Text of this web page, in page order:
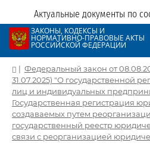
Актуальные документы по
ЗАКОНЫ, КОДЕКСЫ И
НОРМАТИВНО-ПРАВОВЫЕ АКТЫ
РОССИЙСКОЙ ФЕДЕРАЦИИ
| Федеральный закон от
31.07.2025) "О государственной
лиц и индивидуальных
Государственная регистрация
создаваемых путем
государственный реестр
связи с реорганизацией